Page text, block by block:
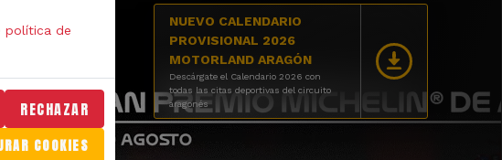
NUEVO CALENDARIO
PROVISIONAL 2026
MOTORLAND ARAGÓN
Descárgate el Calendario 2026 con
todas las citas deportivas del circuito
aragonés
política de
RECHAZAR
COOKIES